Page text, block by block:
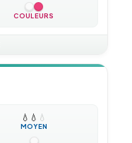
COULEURS
💧 💧 💧
MOYEN